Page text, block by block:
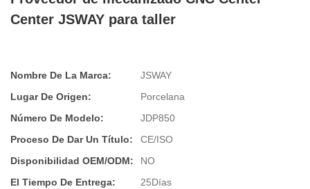
Center JSWAY para taller
Nombre De La Marca:
JSWAY
Lugar De Origen:
Porcelana
Número De Modelo:
JDP850
Proceso De Dar Un Título:
CE/ISO
Disponibilidad OEM/ODM:
NO
El Tiempo De Entrega:
25Días